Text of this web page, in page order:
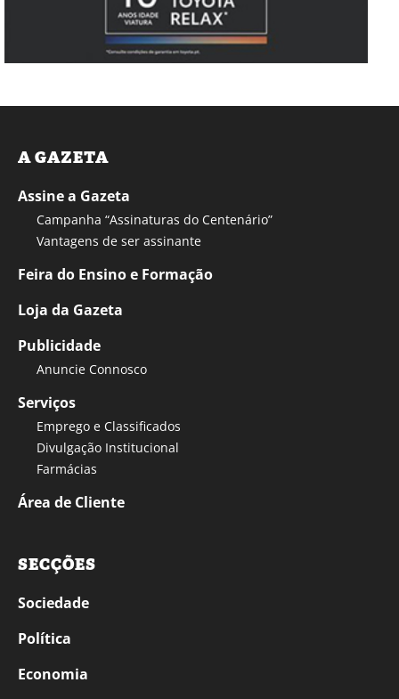
A GAZETA
Assine a Gazeta
Campanha “Assinaturas do Centenário”
Vantagens de ser assinante
Feira do Ensino e Formação
Loja da Gazeta
Publicidade
Anuncie Connosco
Serviços
Emprego e Classificados
Divulgação Institucional
Farmácias
Área de Cliente
SECÇÕES
Sociedade
Política
Economia